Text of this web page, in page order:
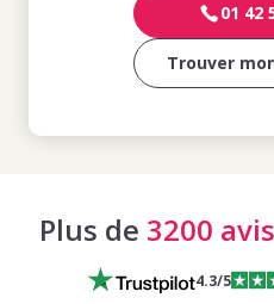
01 42
Trouver
Plus de 3200 avis
4.3/5